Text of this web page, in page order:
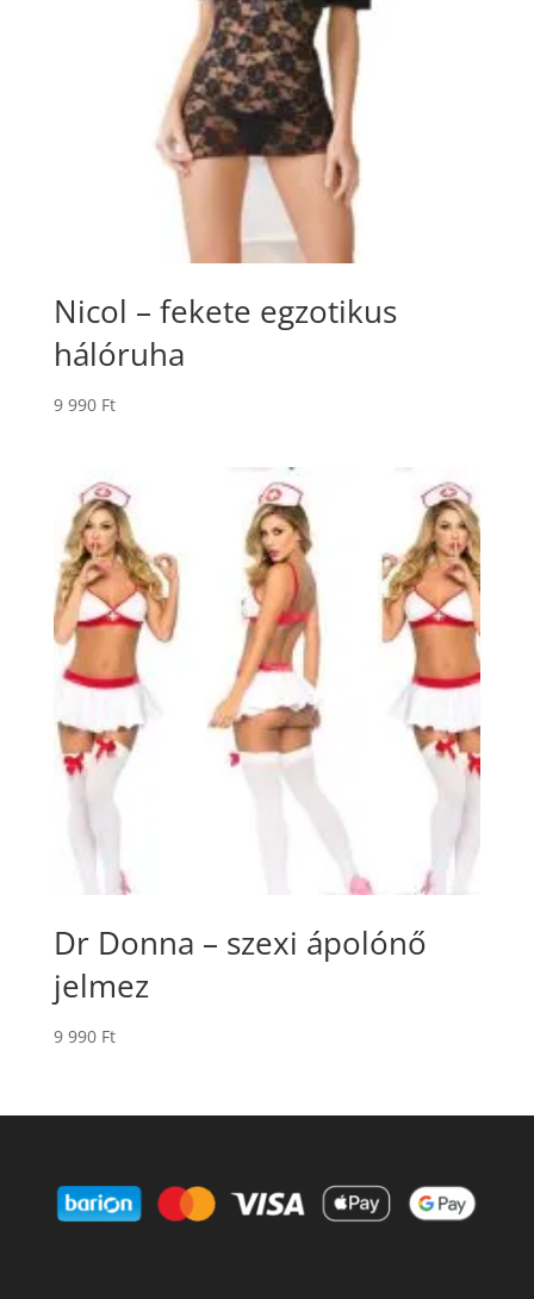
Nicol – fekete egzotikus
hálóruha
9 990 Ft
Dr Donna – szexi ápolónő
jelmez
9 990 Ft